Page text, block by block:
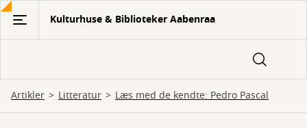
Gå
hovedindhold
Kulturhuse & Biblioteker Aabenraa
Artikler Litteratur Læs med de kendte: Pedro Pascal